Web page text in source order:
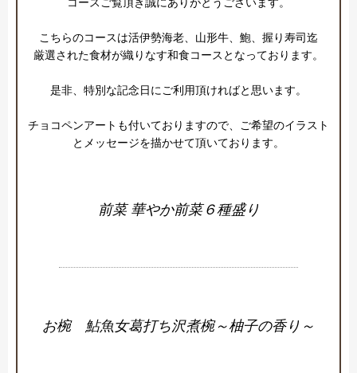
こちらのコースは活伊勢海老、山形牛、鮑、握り寿司迄
厳選された食材が織りなす和食コースとなっております。
是非、特別な記念日にご利用頂ければと思います。
チョコペンアートも付いておりますので、ご希望のイラスト
とメッセージを描かせて頂いております。
前菜 華やか前菜６種盛り
お椀 鮎魚女葛打ち沢煮椀～柚子の香り～